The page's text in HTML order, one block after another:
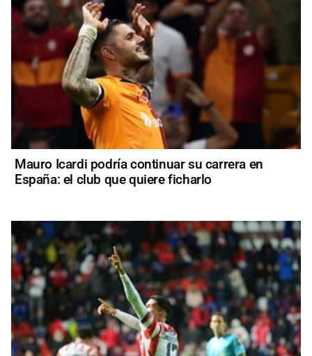
Mauro Icardi podría continuar su carrera en
España: el club que quiere ficharlo